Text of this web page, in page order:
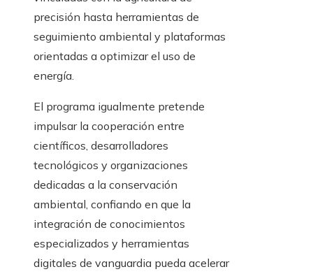
precisión hasta herramientas de
seguimiento ambiental y plataformas
orientadas a optimizar el uso de
energía.
El programa igualmente pretende
impulsar la cooperación entre
científicos, desarrolladores
tecnológicos y organizaciones
dedicadas a la conservación
ambiental, confiando en que la
integración de conocimientos
especializados y herramientas
digitales de vanguardia pueda acelerar